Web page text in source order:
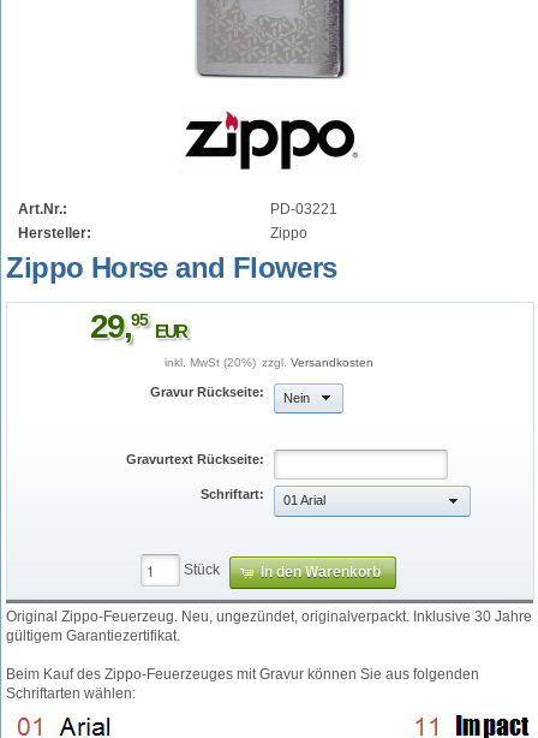
img_1231b.jpg
Art.Nr.:
PD-03221
Hersteller:
Zippo
Zippo Horse and Flowers
29,95
EUR
inkl. MwSt (20%) zzgl. Versandkosten
Gravur Rückseite: Nein
Gravurtext Rückseite:
Schriftart: 01 Arial
Stück In den Warenkorb
Original Zippo-Feuerzeug. Neu, ungezündet, originalverpackt. Inklusive 30 Jahre
gültigem Garantiezertifikat.
Beim Kauf des Zippo-Feuerzeuges mit Gravur können Sie aus folgenden
Schriftarten wählen: